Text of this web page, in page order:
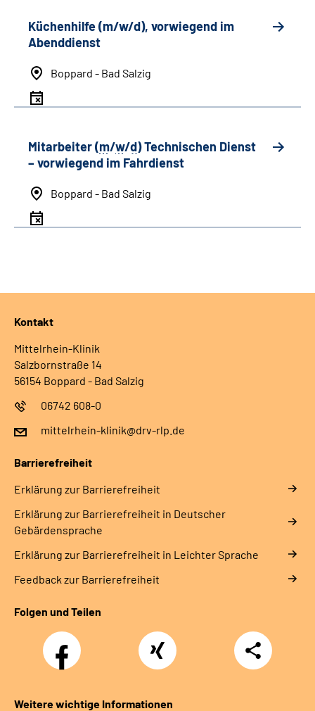
Küchenhilfe (m/w/d), vorwiegend im
Abenddienst
Boppard - Bad Salzig
Mitarbeiter (m/w/d) Technischen Dienst
– vorwiegend im Fahrdienst
Boppard - Bad Salzig
Kontakt
Mittelrhein-Klinik
Salzbornstraße 14
56154 Boppard - Bad Salzig
06742 608-0
mittelrhein-klinik@drv-rlp.de
Barrierefreiheit
Erklärung zur Barrierefreiheit
Erklärung zur Barrierefreiheit in Deutscher
Gebärdensprache
Erklärung zur Barrierefreiheit in Leichter Sprache
Feedback zur Barrierefreiheit
Folgen und Teilen
Facebook Xing
Teilen
Weitere wichtige Informationen